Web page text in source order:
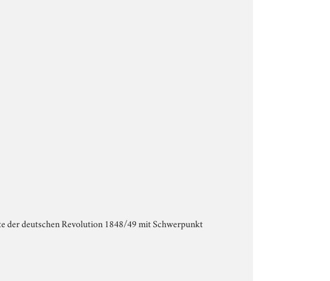
der deutschen Revolution 1848/49 mit Schwerpunkt